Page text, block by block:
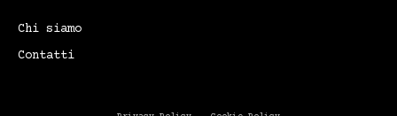
Chi siamo
Contatti